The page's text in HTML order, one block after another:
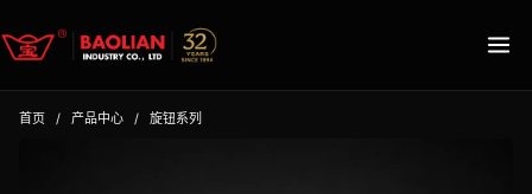
首页 / 产品中心 / 旋钮系列